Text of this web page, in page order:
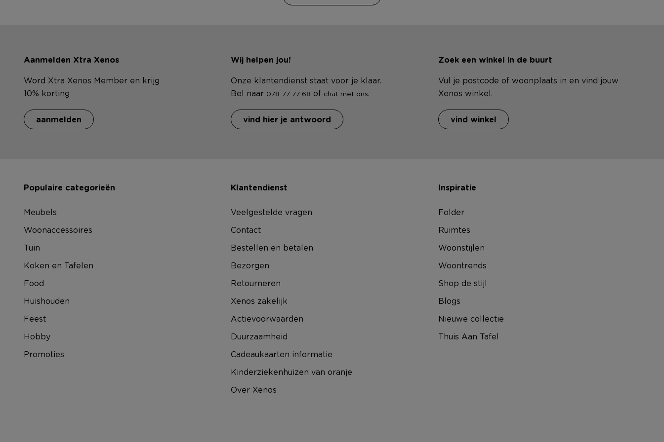
Aanmelden Xtra Xenos
Word Xtra Xenos Member en krijg
10% korting
aanmelden
Wij helpen jou!
Onze klantendienst staat voor je klaar.
Bel naar 078-77 77 68 of chat met ons.
vind hier je antwoord
Zoek een winkel in de buurt
Vul je postcode of woonplaats in en vind jouw
Xenos winkel.
vind winkel
Populaire categorieën
Meubels
Woonaccessoires
Tuin
Koken en Tafelen
Food
Huishouden
Feest
Hobby
Promoties
Klantendienst
Veelgestelde vragen
Contact
Bestellen en betalen
Bezorgen
Retourneren
Xenos zakelijk
Actievoorwaarden
Duurzaamheid
Cadeaukaarten informatie
Kinderziekenhuizen van oranje
Over Xenos
Inspiratie
Folder
Ruimtes
Woonstijlen
Woontrends
Shop de stijl
Blogs
Nieuwe collectie
Thuis Aan Tafel